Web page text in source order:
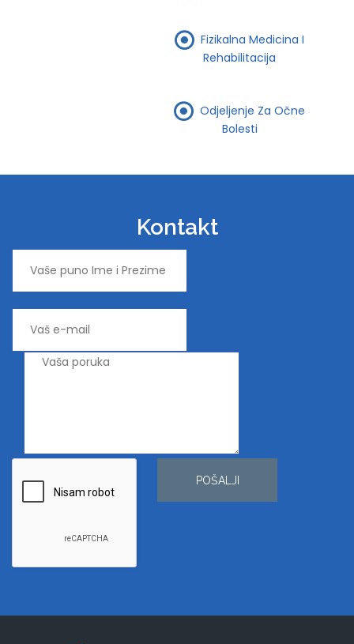
Fizikalna Medicina I
Rehabilitacija
Odjeljenje Za Očne
Bolesti
Kontakt
POŠALJI